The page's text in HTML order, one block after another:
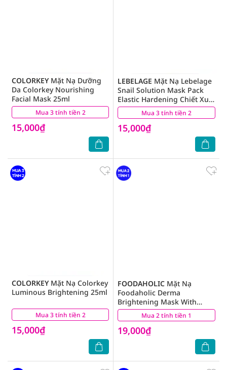
Mua 3 tính tiền 2
COLORKEYMặt Nạ Dưỡng
Da Colorkey Nourishing
Facial Mask 25ml
15,000₫
(0) Mua 3 tính tiền 2
LEBELAGE Mặt Nạ Lebelage
Snail Solution Mask Pack
Elastic Hardening Chiết Xuất
Từ Ốc Sên 25g
15,000₫
(23)
Mua 3 tính tiền 2
COLORKEYMặt Nạ Colorkey
Luminous Brightening 25ml
15,000₫
(0) Mua 2 tính tiền 1
FOODAHOLIC Mặt Nạ
Foodaholic Derma
Brightening Mask With
Vitamin C Dưỡng Sáng 23g
19,000₫
(18)